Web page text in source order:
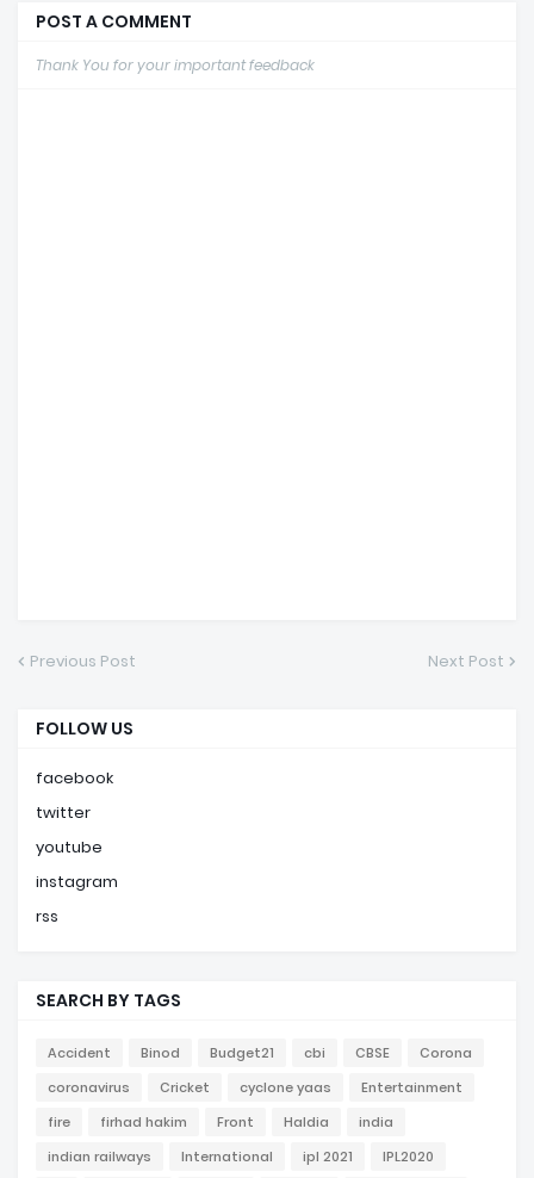
POST A COMMENT
Thank You for your important feedback
Previous Post Next Post
FOLLOW US
facebook
twitter
youtube
instagram
rss
SEARCH BY TAGS
Accident Binod Budget21 cbi CBSE
Corona
coronavirus
Cricket cyclone yaas
Entertainment
fire
firhad hakim Front Haldia
india
indian railways
International ipl 2021 IPL2020